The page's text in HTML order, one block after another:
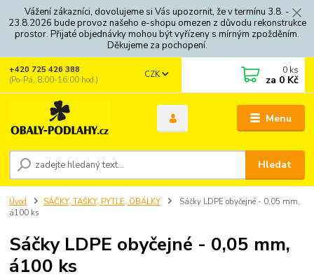
Vážení zákazníci, dovolujeme si Vás upozornit, že v termínu 3.8. -
23.8.2026 bude provoz našeho e-shopu omezen z důvodu rekonstrukce
prostor. Přijaté objednávky mohou být vyřízeny s mírným zpožděním.
Děkujeme za pochopení.
Menu
CZK
Hledat
+420 725 426 388
(Po-Pá, 8:00-16:00 hod.)
0 ks
za 0 Kč
Úvod SÁČKY, TAŠKY, PYTLE, OBÁLKY
Sáčky LDPE obyčejné - 0,05 mm,
á100 ks
Sáčky LDPE obyčejné - 0,05 mm,
á100 ks